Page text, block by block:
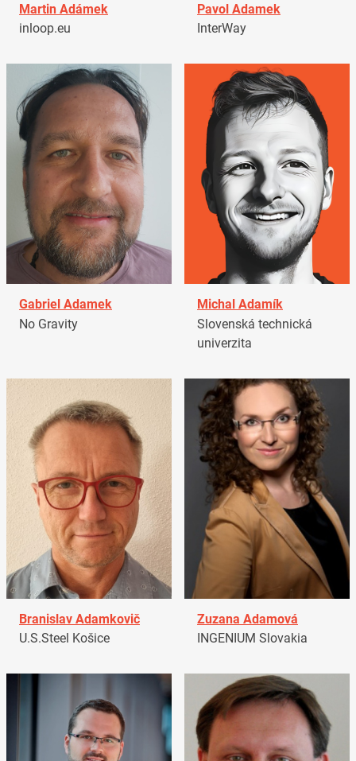
Martin Adámek
inloop.eu
Pavol Adamek
InterWay
Gabriel Adamek
No Gravity
Michal Adamík
Slovenská technická
univerzita
Branislav Adamkovič
U.S.Steel Košice
Zuzana Adamová
INGENIUM Slovakia